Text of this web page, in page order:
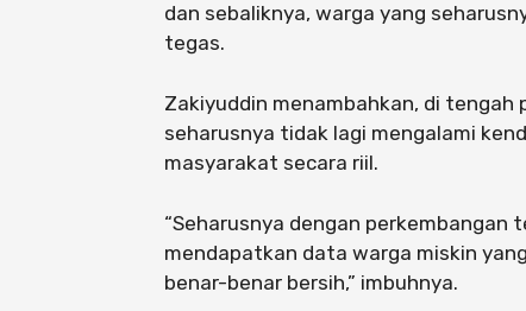
dan sebaliknya, warga yang
tegas.
Zakiyuddin menambahkan, di
seharusnya tidak lagi mengalami
masyarakat secara riil.
“Seharusnya dengan perkembangan
mendapatkan data warga miskin
benar-benar bersih,” imbuhnya.